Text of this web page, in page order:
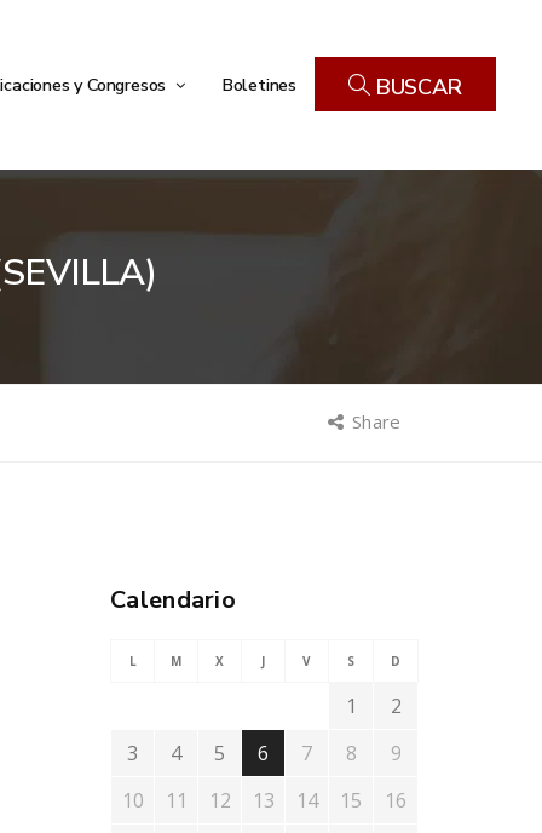
y Congresos Boletines BUSCAR
Share
Calendario
L M X J V S D
1
2
3
4 5 6 7 8
9
10
11 12 13 14 15
16